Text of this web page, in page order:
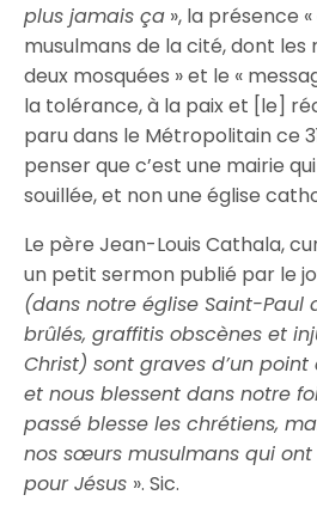
plus jamais ça », la présence
musulmans de la cité, dont les
deux mosquées » et le «
la tolérance, à la paix et [le]
paru dans le Métropolitain ce
penser que c’est une mairie
souillée, et non une église
Le père Jean-Louis Cathala,
un petit sermon publié par le
(dans notre église Saint-Paul
brûlés, graffitis obscènes et
Christ) sont graves d’un
et nous blessent dans notre
passé blesse les chrétiens,
nos sœurs musulmans qui
pour Jésus ». Sic.